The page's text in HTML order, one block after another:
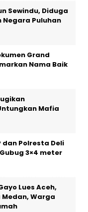
Sewindu, Diduga
Negara Puluhan
Grand
Nama Baik
Mafia
dan Polresta Deli
3×4 meter
Lues Aceh,
Warga